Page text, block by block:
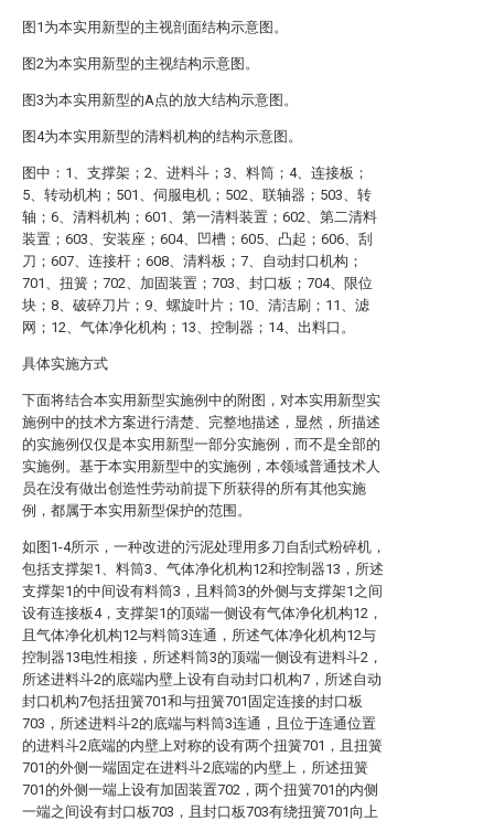
图1为本实用新型的主视剖面结构示意图。
图2为本实用新型的主视结构示意图。
图3为本实用新型的A点的放大结构示意图。
图4为本实用新型的清料机构的结构示意图。
图中：1、支撑架；2、进料斗；3、料筒；4、连接板；
5、转动机构；501、伺服电机；502、联轴器；503、转
轴；6、清料机构；601、第一清料装置；602、第二清料
装置；603、安装座；604、凹槽；605、凸起；606、刮
刀；607、连接杆；608、清料板；7、自动封口机构；
701、扭簧；702、加固装置；703、封口板；704、限位
块；8、破碎刀片；9、螺旋叶片；10、清洁刷；11、滤
网；12、气体净化机构；13、控制器；14、出料口。
具体实施方式
下面将结合本实用新型实施例中的附图，对本实用新型实
施例中的技术方案进行清楚、完整地描述，显然，所描述
的实施例仅仅是本实用新型一部分实施例，而不是全部的
实施例。基于本实用新型中的实施例，本领域普通技术人
员在没有做出创造性劳动前提下所获得的所有其他实施
例，都属于本实用新型保护的范围。
如图1-4所示，一种改进的污泥处理用多刀自刮式粉碎机，
包括支撑架1、料筒3、气体净化机构12和控制器13，所述
支撑架1的中间设有料筒3，且料筒3的外侧与支撑架1之间
设有连接板4，支撑架1的顶端一侧设有气体净化机构12，
且气体净化机构12与料筒3连通，所述气体净化机构12与
控制器13电性相接，所述料筒3的顶端一侧设有进料斗2，
所述进料斗2的底端内壁上设有自动封口机构7，所述自动
封口机构7包括扭簧701和与扭簧701固定连接的封口板
703，所述进料斗2的底端与料筒3连通，且位于连通位置
的进料斗2底端的内壁上对称的设有两个扭簧701，且扭簧
701的外侧一端固定在进料斗2底端的内壁上，所述扭簧
701的外侧一端上设有加固装置702，两个扭簧701的内侧
一端之间设有封口板703，且封口板703有绕扭簧701向上